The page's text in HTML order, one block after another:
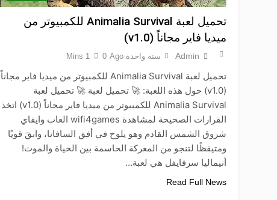
تحميل لعبة Animalia Survival للكمبيوتر من
ميديا فاير مجاناً (v1.0)
Admin سنة واحدة Ago 0
1 Mins
تحميل لعبة Animalia Survival للكمبيوتر من ميديا فاير مجاناً
(v1.0) حول هذه اللعبة: 🚀 تحميل لعبة 🚀 تحميل لعبة
Animalia Survival للكمبيوتر من ميديا فاير مجاناً (v1.0) اتخذ
القرارات الصحيحة لمشاهدة wifi4games العاب وايفاي
شروق الشمس القادم وهو يلوح في أفق السافانا، وابقَ قويًا
ومتيقظًا لتنجو من المعركة الحاسمة بين الحياة والموت!
أنيماليا سرفايفل هي لعبة…
Read Full News